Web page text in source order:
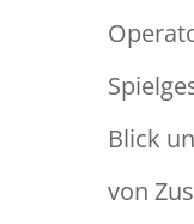
Blick
von